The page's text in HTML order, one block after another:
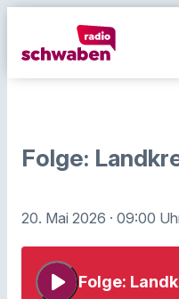
Folge:
20. Mai 2026 · 09:00
play_arrow Folge: